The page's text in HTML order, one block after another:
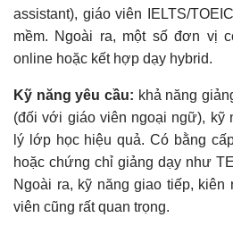
assistant), giáo viên IELTS/
mềm. Ngoài ra, một số đơn vị
online hoặc kết hợp dạy hybrid.
Kỹ năng yêu cầu: khả năng
(đối với giáo viên ngoại ngữ), kỹ
lý lớp học hiệu quả. Có bằng
hoặc chứng chỉ giảng dạy như
Ngoài ra, kỹ năng giao tiếp, kiên
viên cũng rất quan trọng.